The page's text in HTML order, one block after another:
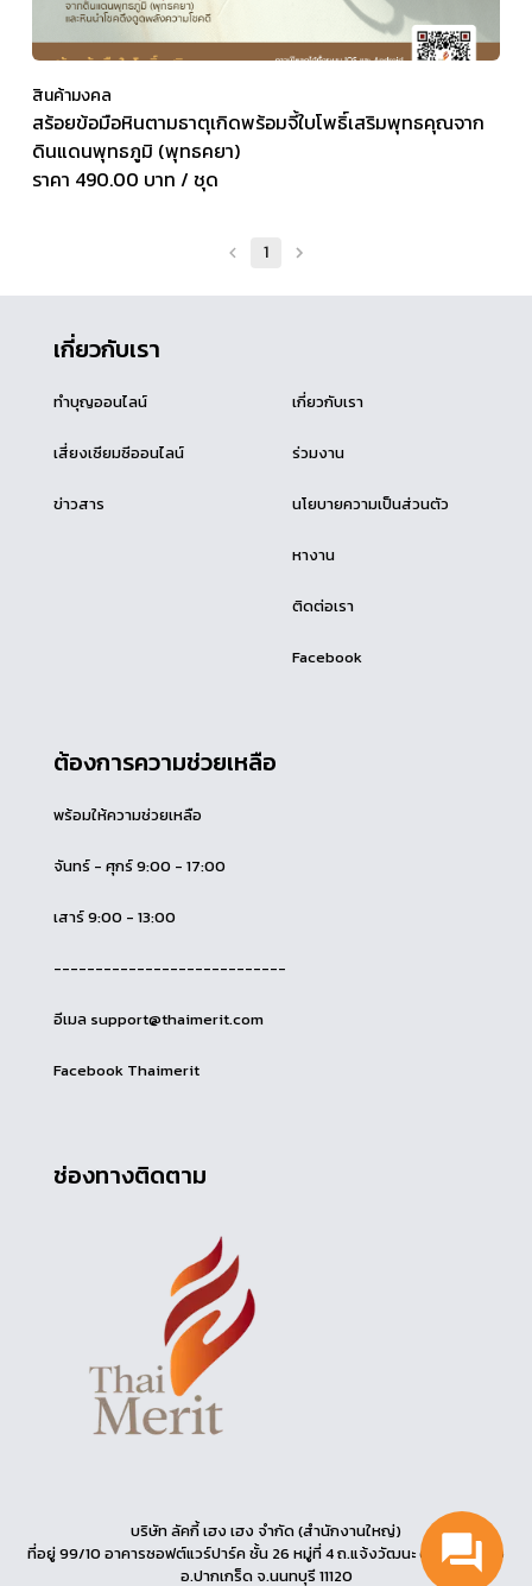
สินค้ามงคล
สร้อยข้อมือหินตามธาตุเกิดพร้อมจี้ใบโพธิ์เสริมพุทธคุณจาก
ดินแดนพุทธภูมิ (พุทธคยา)
ราคา 490.00 บาท / ชุด
1
เกี่ยวกับเรา
ทำบุญออนไลน์
เสี่ยงเซียมซีออนไลน์
ข่าวสาร
เกี่ยวกับเรา
ร่วมงาน
นโยบายความเป็นส่วนตัว
หางาน
ติดต่อเรา
Facebook
ต้องการความช่วยเหลือ
พร้อมให้ความช่วยเหลือ
จันทร์ - ศุกร์ 9:00 - 17:00
เสาร์ 9:00 - 13:00
----------------------------
อีเมล support@thaimerit.com
Facebook Thaimerit
ช่องทางติดตาม
บริษัท ลัคกี้ เฮง เฮง จำกัด (สำนักงานใหญ่)
ที่อยู่ 99/10 อาคารซอฟต์แวร์ปาร์ค ชั้น 26 หมู่ที่ 4 ถ.แจ้งวัฒนะ ต.คลองเกลือ
อ.ปากเกร็ด จ.นนทบุรี 11120